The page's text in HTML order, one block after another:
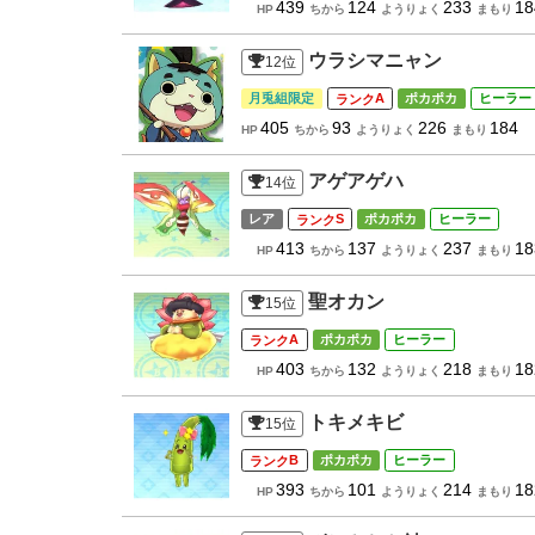
HP439 ちから 124 ようりょく 233 まもり
12位 ウラシマニャン
月兎組限定 A ポカポカ ヒーラー
HP405 ちから 93 ようりょく 226 まもり 184
14位 アゲアゲハ
レア S ポカポカ ヒーラー
HP413 ちから 137 ようりょく 237 まもり
15位 聖オカン
A ポカポカ ヒーラー
HP403 ちから 132 ようりょく 218 まもり
15位 トキメキビ
B ポカポカ ヒーラー
HP393 ちから 101 ようりょく 214 まもり